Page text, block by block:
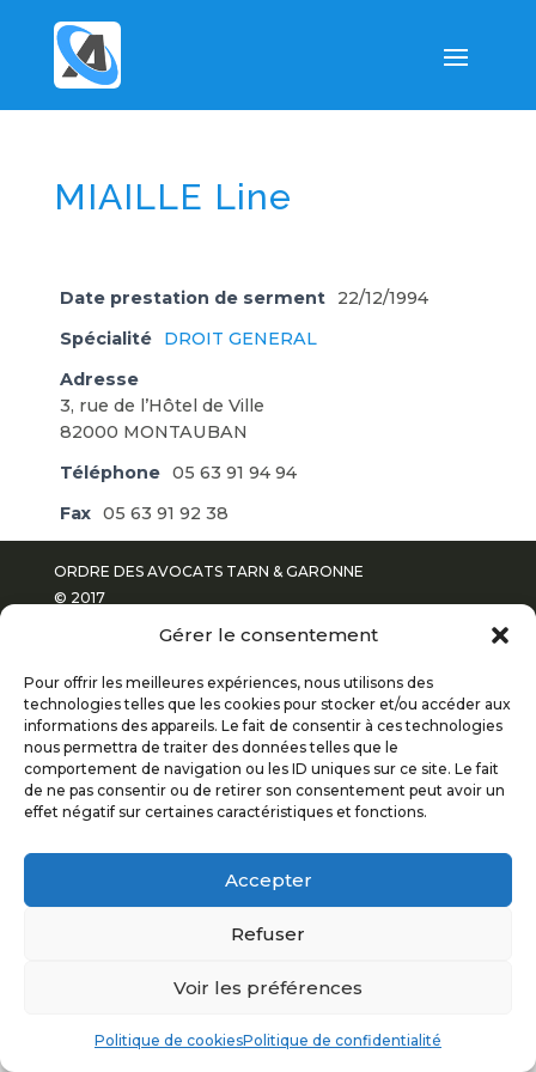
Gérer le consentement
Pour offrir les meilleures expériences, nous utilisons des
technologies telles que les cookies pour stocker et/ou accéder aux
informations des appareils. Le fait de consentir à ces technologies
nous permettra de traiter des données telles que le
comportement de navigation ou les ID uniques sur ce site. Le fait
de ne pas consentir ou de retirer son consentement peut avoir un
effet négatif sur certaines caractéristiques et fonctions.
Accepter
Refuser
Voir les préférences
Politique de cookiesPolitique de confidentialité
MIAILLE Line
Date prestation de serment
22/12/1994
Spécialité
DROIT GENERAL
Adresse
3, rue de l’Hôtel de Ville
82000 MONTAUBAN
Téléphone 05 63 91 94 94
Fax 05 63 91 92 38
ORDRE DES AVOCATS TARN & GARONNE
© 2017
MENTIONS LÉGALES
PLAN DU SITE